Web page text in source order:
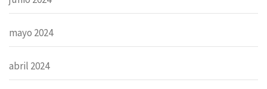
mayo 2024
abril 2024